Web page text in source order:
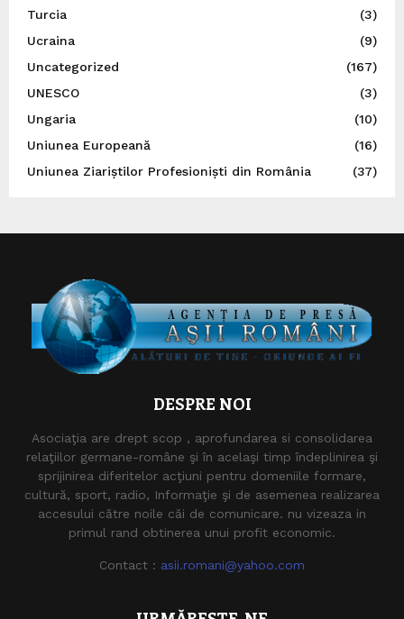
Turcia
(3)
Ucraina
(9)
Uncategorized
(167)
UNESCO
(3)
Ungaria
(10)
Uniunea Europeană
(16)
Uniunea Ziariștilor Profesioniști din România
(37)
DESPRE NOI
Asociaţia are drept scop , aprofundarea si consolidarea
relaţiilor germane-române şi în acelaşi timp îndeplinirea şi
sprijinirea diferitelor acţiuni pentru domeniile formare,
cultură, sport, radio, Informaţie şi de asemenea realizarea
accesului către noile căi de comunicare. nu vizeaza in
primul rand obtinerea unui profit economic.
Contact : asii.romani@yahoo.com